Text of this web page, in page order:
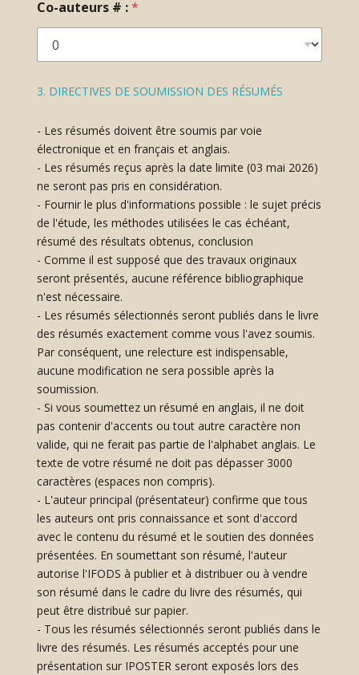
t
e
d
Co-auteurs # :*
a
T
y
p
e
3. DIRECTIVES DE SOUMISSION DES RÉSUMÉS
- Les résumés doivent être soumis par voie
électronique et en français et anglais.
- Les résumés reçus après la date limite (03 mai 2026)
ne seront pas pris en considération.
- Fournir le plus d'informations possible : le sujet précis
de l'étude, les méthodes utilisées le cas échéant,
résumé des résultats obtenus, conclusion
- Comme il est supposé que des travaux originaux
seront présentés, aucune référence bibliographique
n'est nécessaire.
- Les résumés sélectionnés seront publiés dans le livre
des résumés exactement comme vous l'avez soumis.
Par conséquent, une relecture est indispensable,
aucune modification ne sera possible après la
soumission.
- Si vous soumettez un résumé en anglais, il ne doit
pas contenir d'accents ou tout autre caractère non
valide, qui ne ferait pas partie de l'alphabet anglais. Le
texte de votre résumé ne doit pas dépasser 3000
caractères (espaces non compris).
- L'auteur principal (présentateur) confirme que tous
les auteurs ont pris connaissance et sont d'accord
avec le contenu du résumé et le soutien des données
présentées. En soumettant son résumé, l'auteur
autorise l'IFODS à publier et à distribuer ou à vendre
son résumé dans le cadre du livre des résumés, qui
peut être distribué sur papier.
- Tous les résumés sélectionnés seront publiés dans le
livre des résumés. Les résumés acceptés pour une
présentation sur IPOSTER seront exposés lors des